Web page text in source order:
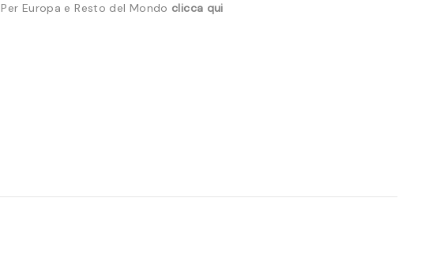
Per Europa e Resto del Mondo clicca qui